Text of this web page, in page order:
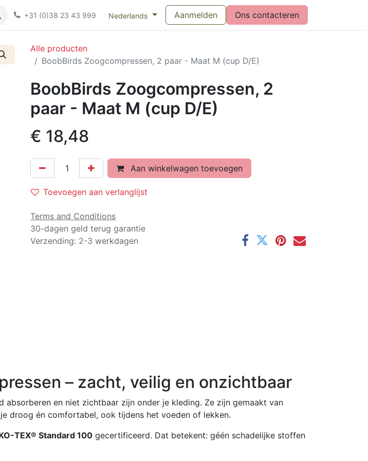
nacht- en kraamverband Kieswijzer maandverband Vragen over menstruatiecups
+31 (0)38 23 43 999 Nederlands Aanmelden Ons contacteren
Alle producten
BoobBirds Zoogcompressen, 2 paar - Maat M (cup D/E)
BoobBirds Zoogcompressen, 2
paar - Maat M (cup D/E)
€ 18,48
Aan winkelwagen toevoegen
Toevoegen aan verlanglijst
Terms and Conditions
30-dagen geld terug garantie
Verzending: 2-3 werkdagen
– zacht, veilig en onzichtbaar
en niet zichtbaar zijn onder je kleding. Ze zijn gemaakt van
droog én comfortabel, ook tijdens het voeden of lekken.
TEX® Standard 100 gecertificeerd. Dat betekent: géén schadelijke stoffen